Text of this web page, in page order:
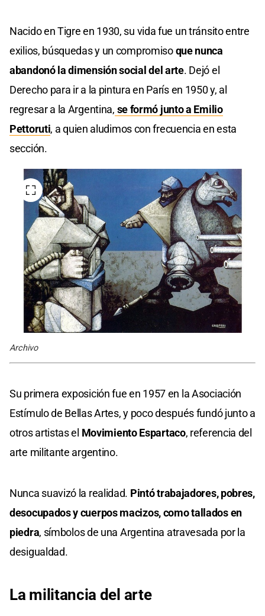
Nacido en Tigre en 1930, su vida fue un tránsito entre
exilios, búsquedas y un compromisoque nunca
abandonó la dimensión social del arte. Dejó el
Derecho para ir a la pintura en París en 1950 y, al
regresar a la Argentina, se formó junto a Emilio
Pettoruti, a quien aludimos con frecuencia en esta
sección.
Archivo
Su primera exposición fue en 1957 en la Asociación
Estímulo de Bellas Artes, y poco después fundó junto a
otros artistas el Movimiento Espartaco, referencia del
arte militante argentino.
Nunca suavizó la realidad. Pintó trabajadores, pobres,
desocupados y cuerpos macizos, como tallados en
piedra, símbolos de una Argentina atravesada por la
desigualdad.
La militancia del arte